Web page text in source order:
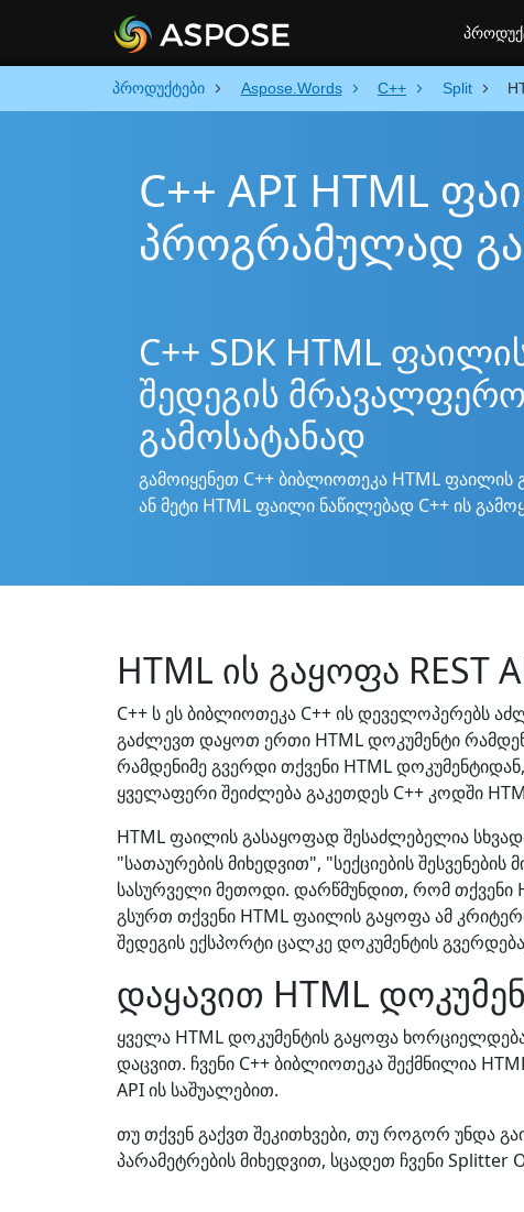
პროდუქტები Aspose.Words C++ Split
C++ API HTML
პროგრამულად
C++ SDK HTML
შედეგის
გამოსატანად
გამოიყენეთ C++ ბიბლიოთეკა HTML
ან მეტი HTML ფაილი ნაწილებად C++ ის
HTML ის გაყოფა REST
C++ ს ეს ბიბლიოთეკა C++ ის დეველოპერებს
გაძლევთ დაყოთ ერთი HTML დოკუმენტი
რამდენიმე გვერდი თქვენი HTML
ყველაფერი შეიძლება გაკეთდეს C++ კოდში
HTML ფაილის გასაყოფად შესაძლებელია
"სათაურების მიხედვით", "სექციების
სასურველი მეთოდი. დარწმუნდით, რომ თქვენი
გსურთ თქვენი HTML ფაილის გაყოფა ამ
შედეგის ექსპორტი ცალკე დოკუმენტის
დაყავით HTML
ყველა HTML დოკუმენტის გაყოფა
დაცვით. ჩვენი C++ ბიბლიოთეკა შექმნილია
API ის საშუალებით.
თუ თქვენ გაქვთ შეკითხვები, თუ როგორ უნდა
პარამეტრების მიხედვით, სცადეთ ჩვენი